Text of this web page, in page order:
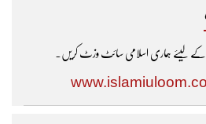
کے لیئے ہماری اسلامی سائٹ وزٹ کریں۔